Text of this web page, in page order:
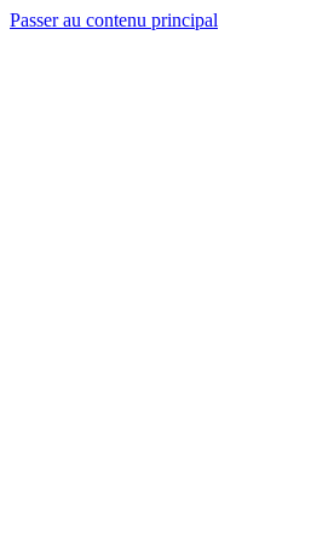
Passer au contenu principal